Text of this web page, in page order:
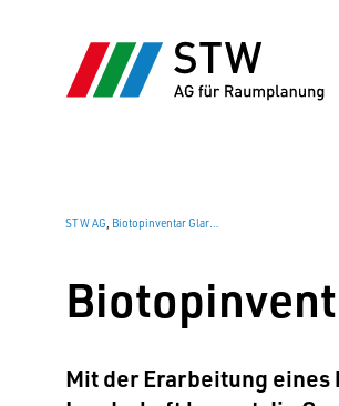
STW AG Biotopinventar Glarus Nord
Mit der Erarbeitung